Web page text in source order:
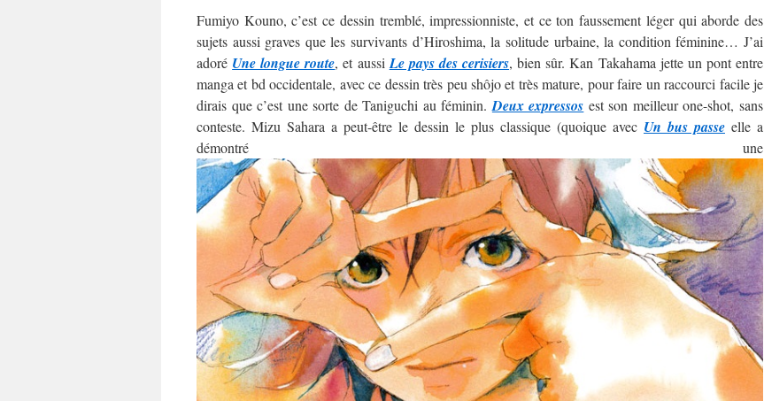
Fumiyo Kouno, c’est ce dessin tremblé, impressionniste, et ce ton faussement léger qui aborde des
sujets aussi graves que les survivants d’Hiroshima, la solitude urbaine, la condition féminine… J’ai
adoré Une longue route, et aussi Le pays des cerisiers, bien sûr. Kan Takahama jette un pont entre
manga et bd occidentale, avec ce dessin très peu shôjo et très mature, pour faire un raccourci facile je
dirais que c’est une sorte de Taniguchi au féminin. Deux expressos est son meilleur one-shot, sans
conteste. Mizu Sahara a peut-être le dessin le plus classique (quoique avec Un bus passe elle a
démontré une